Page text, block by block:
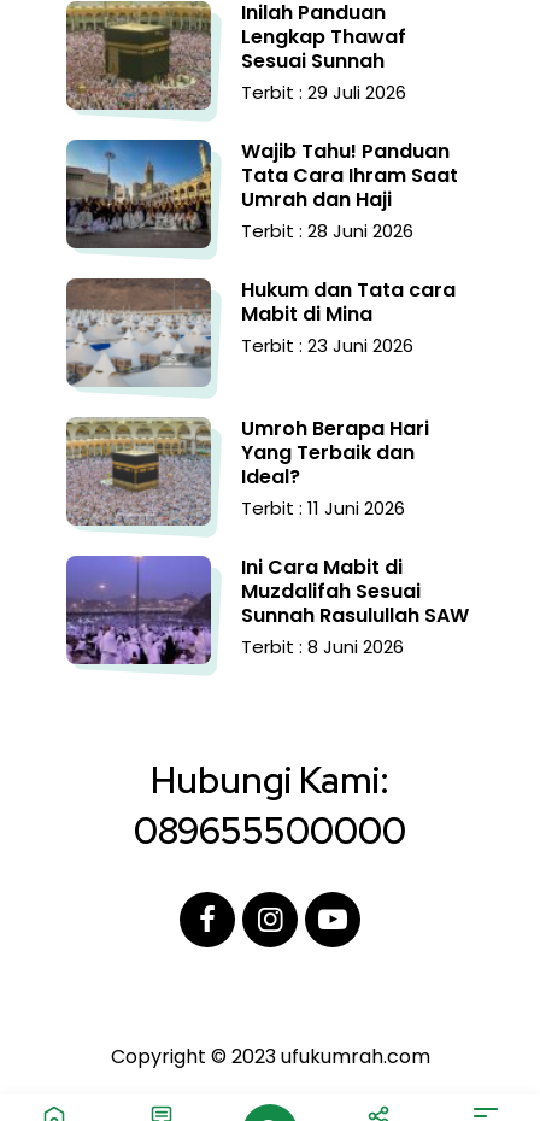
Inilah Panduan
Lengkap Thawaf
Sesuai Sunnah
Terbit : 29 Juli 2026
Wajib Tahu! Panduan
Tata Cara Ihram Saat
Umrah dan Haji
Terbit : 28 Juni 2026
Hukum dan Tata cara
Mabit di Mina
Terbit : 23 Juni 2026
Umroh Berapa Hari
Yang Terbaik dan
Ideal?
Terbit : 11 Juni 2026
Ini Cara Mabit di
Muzdalifah Sesuai
Sunnah Rasulullah SAW
Terbit : 8 Juni 2026
Hubungi Kami:
089655500000
Copyright © 2023 ufukumrah.com